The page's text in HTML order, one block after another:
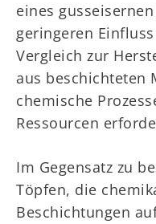
eines
geringeren
Vergleich zur
aus beschichteten
chemische
Ressourcen
Im Gegensatz zu
Töpfen, die
Beschichtungen